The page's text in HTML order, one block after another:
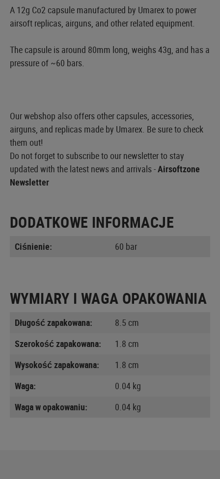
A 12g Co2 capsule manufactured by Umarex to power
airsoft replicas, airguns, and other related equipment.
The capsule is around 80mm long, weighs 43g, and has a
pressure of ~60 bars.
Our webshop also offers other capsules, accessories,
airguns, and replicas made by Umarex. Be sure to check
them out!
Do not forget to subscribe to our newsletter to stay
updated with the latest news and arrivals -Airsoftzone
Newsletter
DODATKOWE INFORMACJE
Ciśnienie: 60 bar
WYMIARY I WAGA OPAKOWANIA
Długość zapakowana:
8.5 cm
Szerokość zapakowana:
1.8 cm
Wysokość zapakowana:
1.8 cm
Waga:
0.04 kg
Waga w opakowaniu:
0.04 kg